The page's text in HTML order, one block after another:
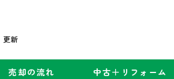
更新
売却の流れ 中古＋リフォーム